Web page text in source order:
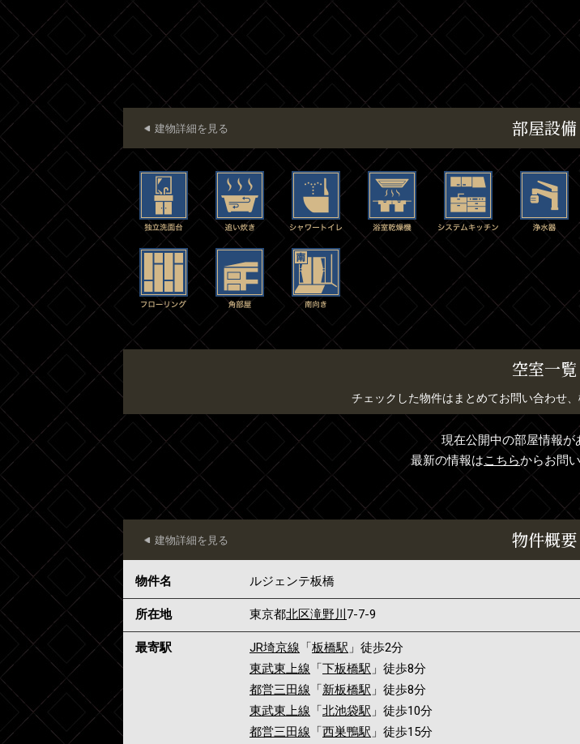
部屋設備
建物詳細を見る
空室一覧
チェックした物件はまとめてお問い合わせ
現在公開中の部屋情報が
最新の情報はこちらからお問
物件概要
建物詳細を見る
物件名 ルジェンテ板橋
所在地 東京都北区滝野川 7-7-9
最寄駅 JR埼京線 「板橋駅 」徒歩2分
東武東上線 「下板橋駅 」徒歩8分
都営三田線 「新板橋駅 」徒歩8分
東武東上線 「北池袋駅 」徒歩10分
都営三田線 「西巣鴨駅 」徒歩15分